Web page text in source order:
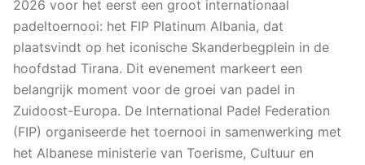
2026 voor het eerst een groot internationaal
padeltoernooi: het FIP Platinum Albania, dat
plaatsvindt op het iconische Skanderbegplein in de
hoofdstad Tirana. Dit evenement markeert een
belangrijk moment voor de groei van padel in
Zuidoost-Europa. De International Padel Federation
(FIP) organiseerde het toernooi in samenwerking met
het Albanese ministerie van Toerisme, Cultuur en